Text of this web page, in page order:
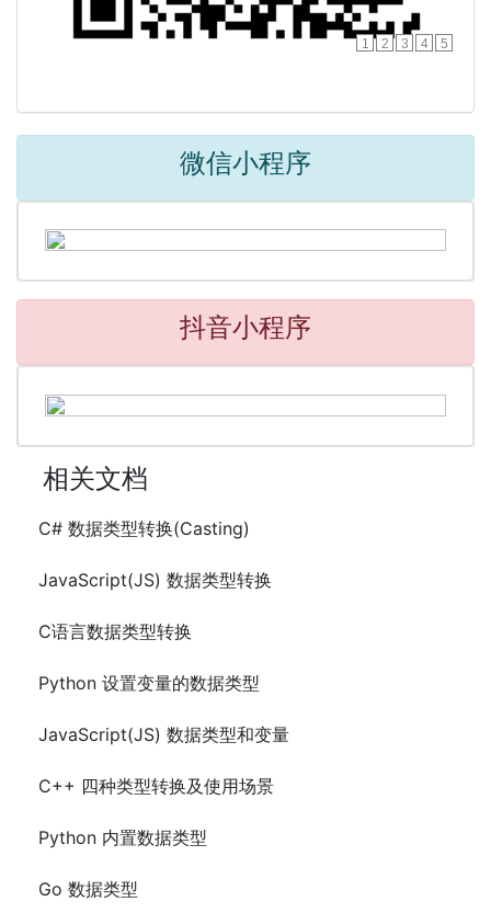
1 2 3 4 5
微信小程序
抖音小程序
相关文档
C# 数据类型转换(Casting)
JavaScript(JS) 数据类型转换
C语言数据类型转换
Python 设置变量的数据类型
JavaScript(JS) 数据类型和变量
C++ 四种类型转换及使用场景
Python 内置数据类型
Go 数据类型